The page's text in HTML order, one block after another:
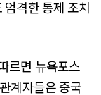
엄격한 통제 조치
르면 뉴욕포스
계자들은 중국